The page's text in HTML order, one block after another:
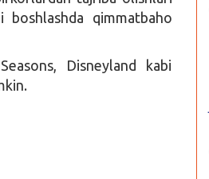
boshlashda qimmatbaho
Disneyland kabi